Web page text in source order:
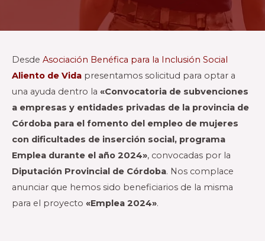
Desde Asociación Benéfica para la Inclusión Social
Aliento de Vida presentamos solicitud para optar a
una ayuda dentro la «Convocatoria de subvenciones
a empresas y entidades privadas de la provincia de
Córdoba para el fomento del empleo de mujeres
con dificultades de inserción social, programa
Emplea durante el año 2024», convocadas por la
Diputación Provincial de Córdoba. Nos complace
anunciar que hemos sido beneficiarios de la misma
para el proyecto «Emplea 2024».